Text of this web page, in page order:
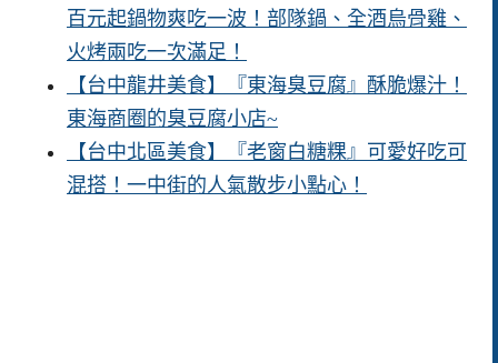
百元起鍋物爽吃一波！部隊鍋、全酒烏骨雞、
火烤兩吃一次滿足！
【台中龍井美食】『東海臭豆腐』酥脆爆汁！
東海商圈的臭豆腐小店~
【台中北區美食】『老窗白糖粿』可愛好吃可
混搭！一中街的人氣散步小點心！